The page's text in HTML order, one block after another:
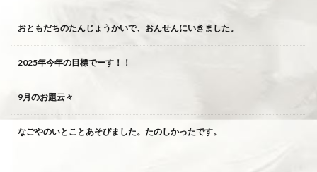
おともだちのたんじょうかいで、おんせんにいきました。
2025年今年の目標でーす！！
9月のお題云々
なごやのいとことあそびました。たのしかったです。